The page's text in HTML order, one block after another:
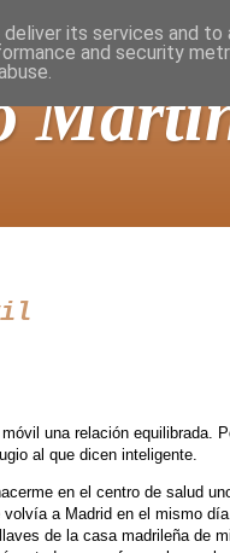
una relación equilibrada.
al que dicen inteligente.
en el centro de salud
a Madrid en el mismo
de la casa madrileña de
its services and to
and security